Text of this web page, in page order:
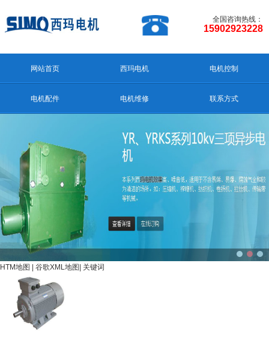
全国咨询热线：
15902923228
网站首页 西玛电机 电机控制
电机配件 电机维修 联系方式
HTM地图 谷歌XML地图 关键词